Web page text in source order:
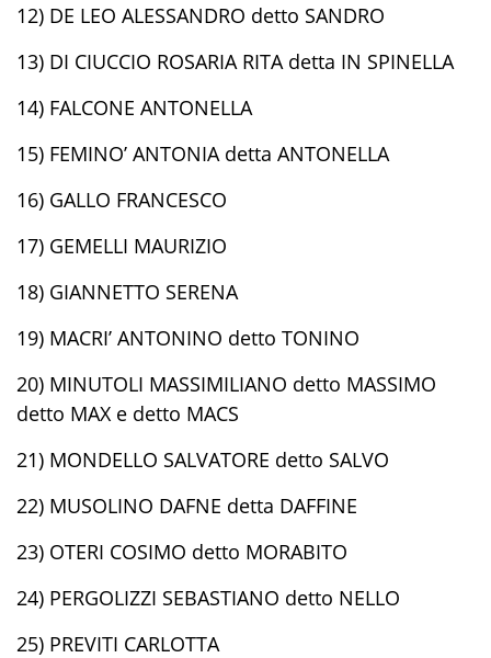
12) DE LEO ALESSANDRO detto SANDRO
13) DI CIUCCIO ROSARIA RITA detta IN SPINELLA
14) FALCONE ANTONELLA
15) FEMINO’ ANTONIA detta ANTONELLA
16) GALLO FRANCESCO
17) GEMELLI MAURIZIO
18) GIANNETTO SERENA
19) MACRI’ ANTONINO detto TONINO
20) MINUTOLI MASSIMILIANO detto MASSIMO
detto MAX e detto MACS
21) MONDELLO SALVATORE detto SALVO
22) MUSOLINO DAFNE detta DAFFINE
23) OTERI COSIMO detto MORABITO
24) PERGOLIZZI SEBASTIANO detto NELLO
25) PREVITI CARLOTTA